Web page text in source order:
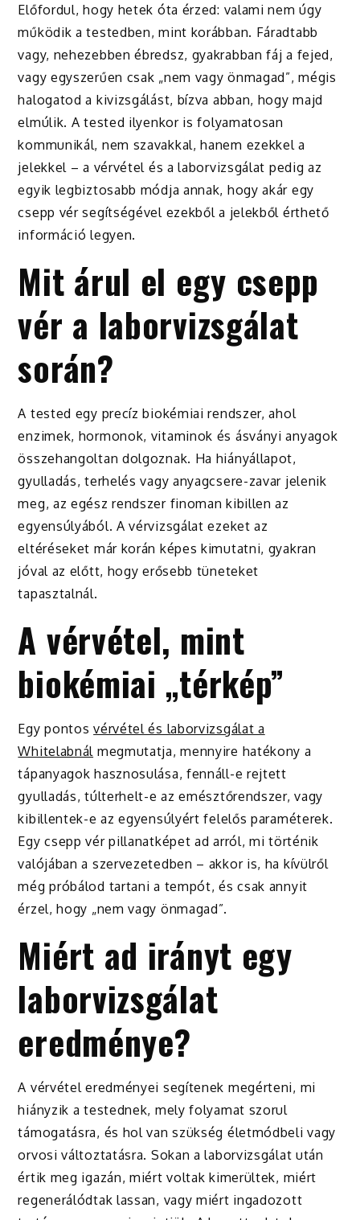
Előfordul, hogy hetek óta érzed: valami nem úgy
működik a testedben, mint korábban. Fáradtabb
vagy, nehezebben ébredsz, gyakrabban fáj a fejed,
vagy egyszerűen csak „nem vagy önmagad”, mégis
halogatod a kivizsgálást, bízva abban, hogy majd
elmúlik. A tested ilyenkor is folyamatosan
kommunikál, nem szavakkal, hanem ezekkel a
jelekkel – a vérvétel és a laborvizsgálat pedig az
egyik legbiztosabb módja annak, hogy akár egy
csepp vér segítségével ezekből a jelekből érthető
információ legyen.
Mit árul el egy csepp
vér a laborvizsgálat
során?
A tested egy precíz biokémiai rendszer, ahol
enzimek, hormonok, vitaminok és ásványi anyagok
összehangoltan dolgoznak. Ha hiányállapot,
gyulladás, terhelés vagy anyagcsere-zavar jelenik
meg, az egész rendszer finoman kibillen az
egyensúlyából. A vérvizsgálat ezeket az
eltéréseket már korán képes kimutatni, gyakran
jóval az előtt, hogy erősebb tüneteket
tapasztalnál.
A vérvétel, mint
biokémiai „térkép”
Egy pontosvérvétel és laborvizsgálat a
Whitelabnál megmutatja, mennyire hatékony a
tápanyagok hasznosulása, fennáll-e rejtett
gyulladás, túlterhelt-e az emésztőrendszer, vagy
kibillentek-e az egyensúlyért felelős paraméterek.
Egy csepp vér pillanatképet ad arról, mi történik
valójában a szervezetedben – akkor is, ha kívülről
még próbálod tartani a tempót, és csak annyit
érzel, hogy „nem vagy önmagad”.
Miért ad irányt egy
laborvizsgálat
eredménye?
A vérvétel eredményei segítenek megérteni, mi
hiányzik a testednek, mely folyamat szorul
támogatásra, és hol van szükség életmódbeli vagy
orvosi változtatásra. Sokan a laborvizsgálat után
értik meg igazán, miért voltak kimerültek, miért
regenerálódtak lassan, vagy miért ingadozott